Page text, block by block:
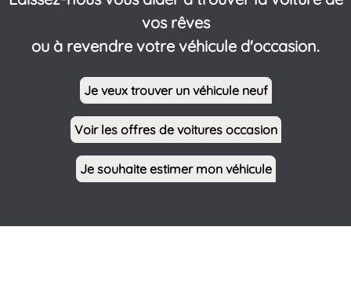
vos rêves
ou à revendre votre véhicule d'occasion.
Je veux trouver un véhicule neuf
Voir les offres de voitures occasion
Je souhaite estimer mon véhicule